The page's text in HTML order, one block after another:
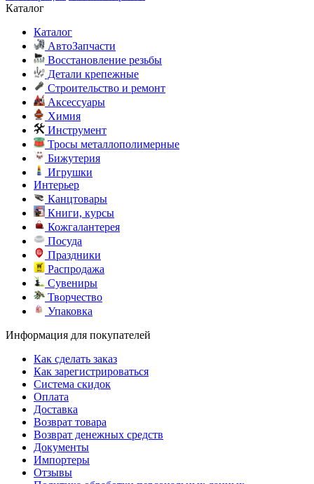
Каталог
Каталог
АвтоЗапчасти
Восстановление резьбы
Детали крепежные
Строительство и ремонт
Аксессуары
Химия
Инструмент
Тросы металлополимерные
Бижутерия
Игрушки
Интерьер
Канцтовары
Книги, курсы
Кожгалантерея
Посуда
Праздники
Распродажа
Сувениры
Творчество
Упаковка
Информация для покупателей
Как сделать заказ
Как зарегистрироваться
Система скидок
Оплата
Доставка
Возврат товара
Возврат денежных средств
Документы
Импортеры
Отзывы